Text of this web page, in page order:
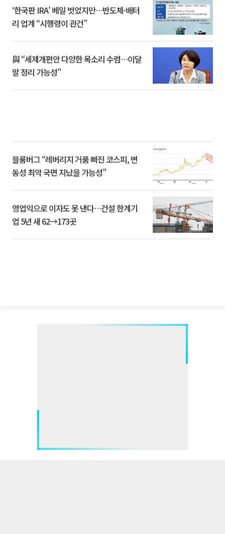
‘한국판 IRA’ 베일 벗었지만…반도체·배터
리 업계 “시행령이 관건”
與 “세제개편안 다양한 목소리 수렴…이달
말 정리 가능성”
블룸버그 “레버리지 거품 빠진 코스피, 변
동성 최악 국면 지났을 가능성”
영업익으로 이자도 못 낸다…건설 한계기
업 5년 새 62→173곳